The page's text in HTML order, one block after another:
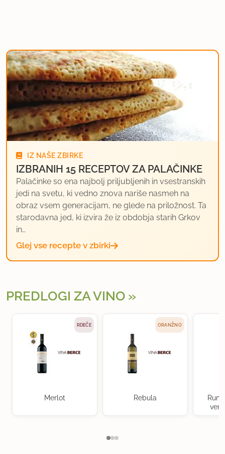
IZ NAŠE ZBIRKE
IZBRANIH 15 RECEPTOV ZA PALAČINKE
Palačinke so ena najbolj priljubljenih in vsestranskih
jedi na svetu, ki vedno znova nariše nasmeh na
obraz vsem generacijam, ne glede na priložnost. Ta
starodavna jed, ki izvira že iz obdobja starih Grkov
in…
Glej vse recepte v zbirki
PREDLOGI ZA VINO
RDEČE
Merlot
ORANŽNO
Rebula